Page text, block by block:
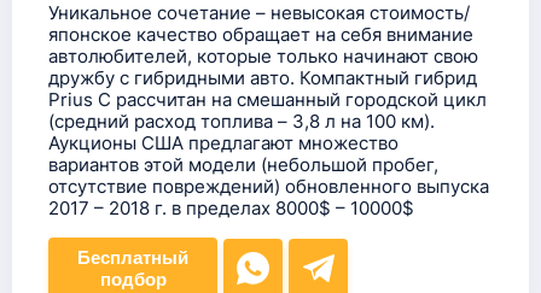
Уникальное сочетание – невысокая стоимость/
японское качество обращает на себя внимание
автолюбителей, которые только начинают свою
дружбу с гибридными авто. Компактный гибрид
Prius C рассчитан на смешанный городской цикл
(средний расход топлива – 3,8 л на 100 км).
Аукционы США предлагают множество
вариантов этой модели (небольшой пробег,
отсутствие повреждений) обновленного выпуска
2017 – 2018 г. в пределах 8000$ – 10000$
Бесплатный
подбор